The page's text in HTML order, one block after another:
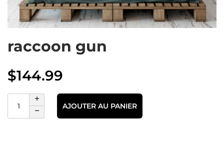
raccoon gun
$144.99
AJOUTER AU PANIER